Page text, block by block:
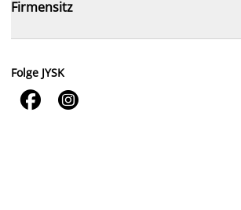
Firmensitz
Folge JYSK
 